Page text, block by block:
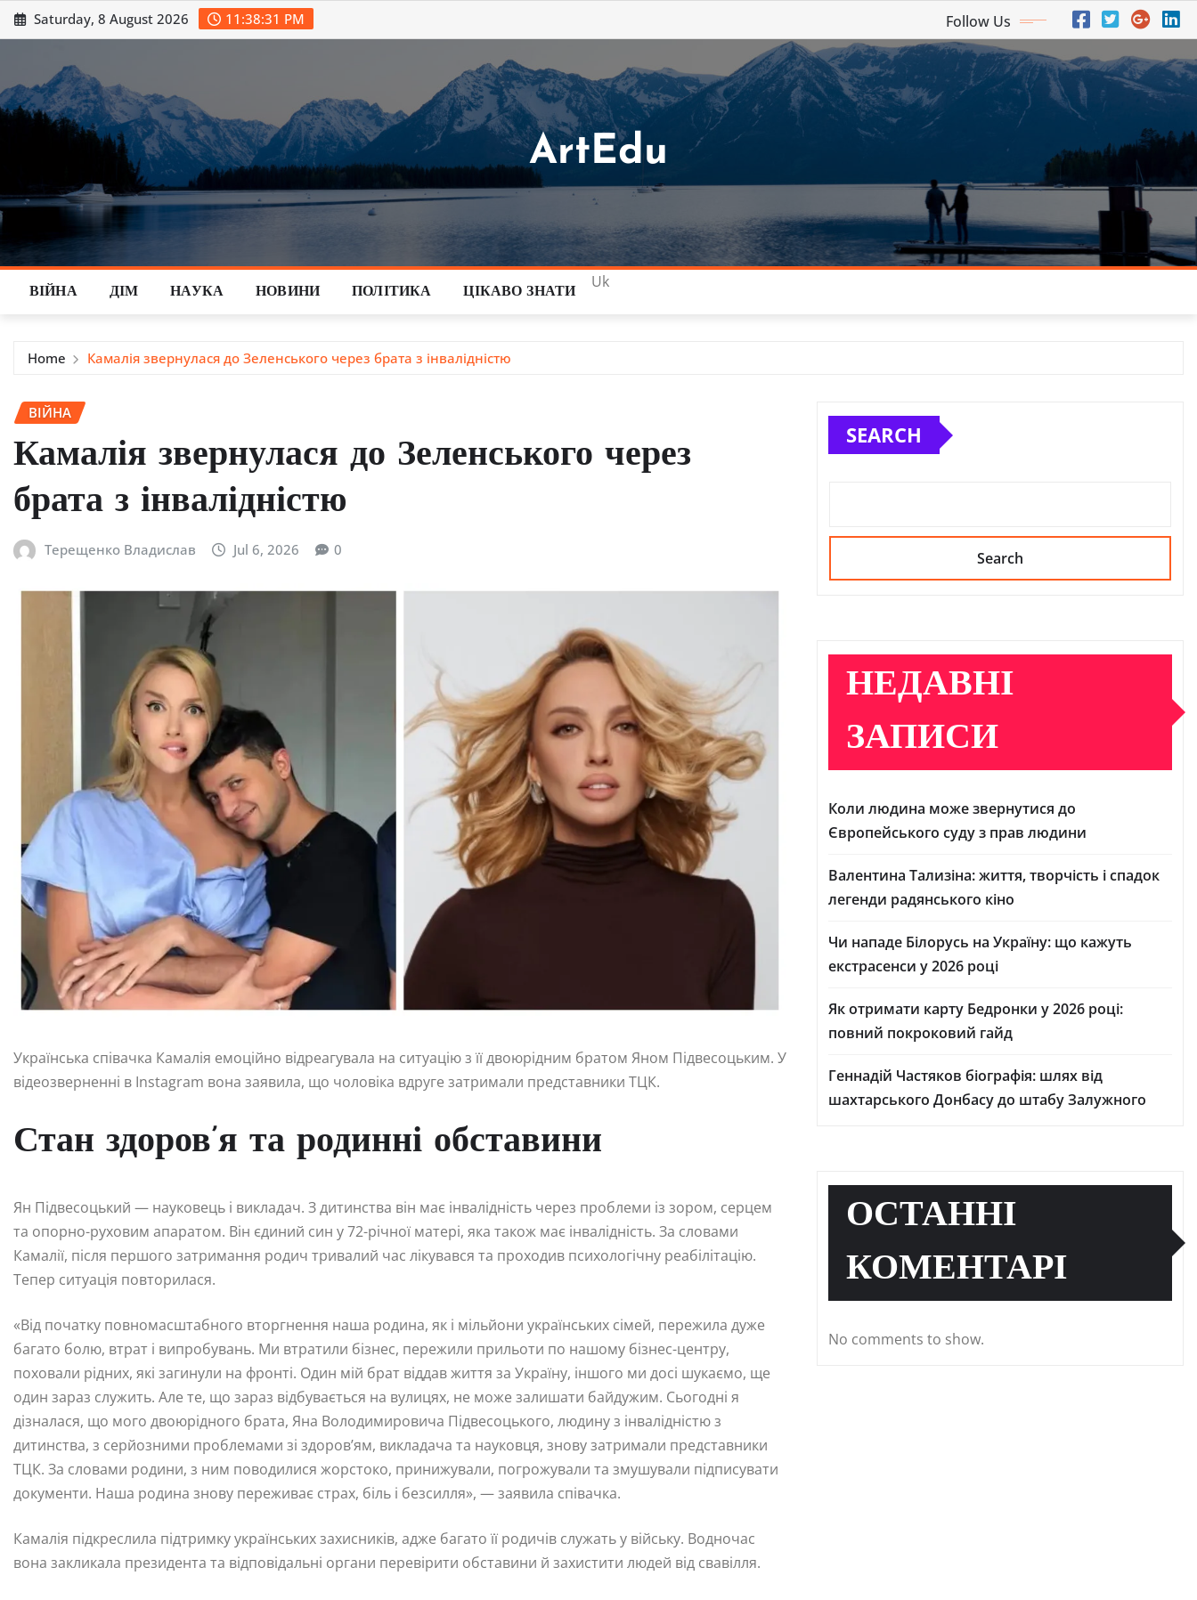
Skip
to
Saturday, 8 August 2026 11:38:32 PM Follow Us
ArtEdu
ВІЙНА ДІМ НАУКА НОВИНИ ПОЛІТИКА ЦІКАВО ЗНАТИ
Uk
Home Камалія звернулася до Зеленського через брата з інвалідністю
ВІЙНА
Камалія звернулася до Зеленського через
брата з інвалідністю
Терещенко Владислав Jul 6, 2026 0
Українська співачка Камалія емоційно відреагувала на ситуацію з її двоюрідним братом Яном Підвесоцьким. У
відеозверненні в Instagram вона заявила, що чоловіка вдруге затримали представники ТЦК.
Стан здоров’я та родинні обставини
Ян Підвесоцький — науковець і викладач. З дитинства він має інвалідність через проблеми із зором, серцем
та опорно-руховим апаратом. Він єдиний син у 72-річної матері, яка також має інвалідність. За словами
Камалії, після першого затримання родич тривалий час лікувався та проходив психологічну реабілітацію.
Тепер ситуація повторилася.
«Від початку повномасштабного вторгнення наша родина, як і мільйони українських сімей, пережила дуже
багато болю, втрат і випробувань. Ми втратили бізнес, пережили прильоти по нашому бізнес-центру,
поховали рідних, які загинули на фронті. Один мій брат віддав життя за Україну, іншого ми досі шукаємо, ще
один зараз служить. Але те, що зараз відбувається на вулицях, не може залишати байдужим. Сьогодні я
дізналася, що мого двоюрідного брата, Яна Володимировича Підвесоцького, людину з інвалідністю з
дитинства, з серйозними проблемами зі здоров’ям, викладача та науковця, знову затримали представники
ТЦК. За словами родини, з ним поводилися жорстоко, принижували, погрожували та змушували підписувати
документи. Наша родина знову переживає страх, біль і безсилля», — заявила співачка.
Камалія підкреслила підтримку українських захисників, адже багато її родичів служать у війську. Водночас
вона закликала президента та відповідальні органи перевірити обставини й захистити людей від свавілля.
SEARCH
Search
НЕДАВНІ
ЗАПИСИ
Коли людина може звернутися до
Європейського суду з прав людини
Валентина Тализіна: життя, творчість і спадок
легенди радянського кіно
Чи нападе Білорусь на Україну: що кажуть
екстрасенси у 2026 році
Як отримати карту Бедронки у 2026 році:
повний покроковий гайд
Геннадій Частяков біографія: шлях від
шахтарського Донбасу до штабу Залужного
ОСТАННІ
КОМЕНТАРІ
No comments to show.